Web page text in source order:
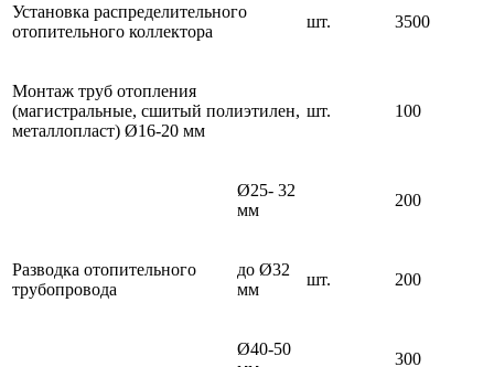
Установка распределительного
отопительного коллектора
шт. 3500
Монтаж труб отопления
(магистральные, сшитый полиэтилен,
металлопласт) Ø16-20 мм
шт. 100
Разводка отопительного
трубопровода
Ø25- 32
мм
шт.
200
до Ø32
мм
200
Ø40-50
300